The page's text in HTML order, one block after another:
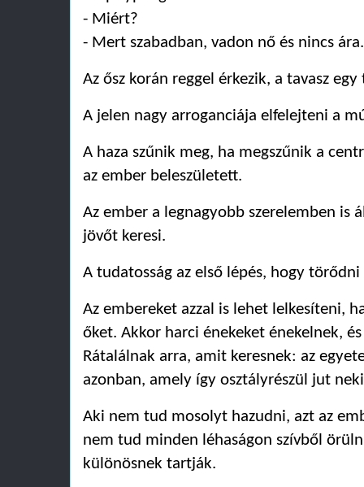
- Miért?
- Mert szabadban, vadon nő és nincs ára.
Az ősz korán reggel érkezik, a tavasz
A jelen nagy arroganciája elfelejteni a
A haza szűnik meg, ha megszűnik a
az ember beleszületett.
Az ember a legnagyobb szerelemben is
jövőt keresi.
A tudatosság az első lépés, hogy
Az embereket azzal is lehet lelkesíteni,
őket. Akkor harci énekeket énekelnek,
Rátalálnak arra, amit keresnek: az
azonban, amely így osztályrészül jut
Aki nem tud mosolyt hazudni, azt az
nem tud minden léhaságon szívből
különösnek tartják.